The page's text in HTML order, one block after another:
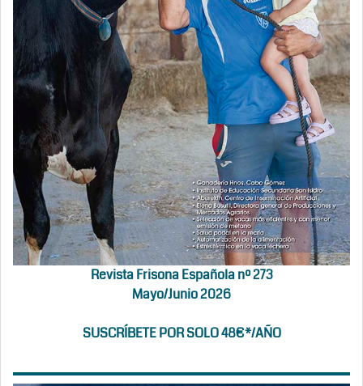
Revista Frisona Española nº 273
Mayo/Junio 2026
SUSCRÍBETE POR SOLO 48€*/AÑO